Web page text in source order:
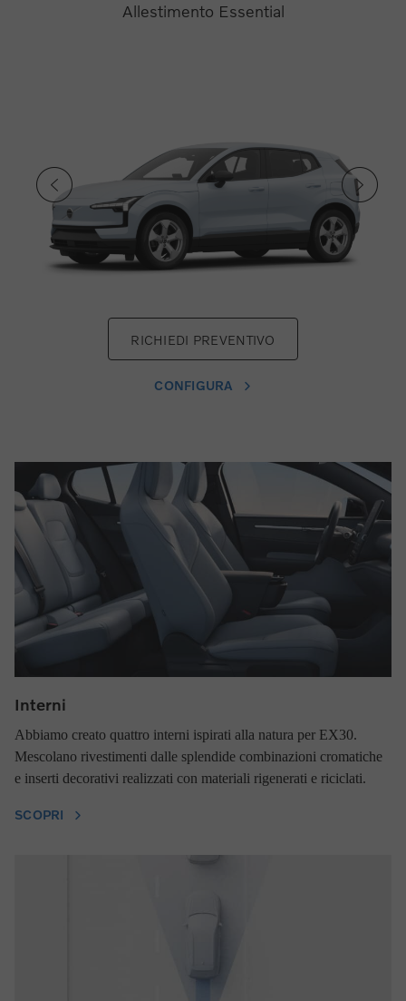
Allestimento Essential
RICHIEDI PREVENTIVO
CONFIGURA
Interni
Abbiamo creato quattro interni ispirati alla natura per EX30.
Mescolano rivestimenti dalle splendide combinazioni cromatiche
e inserti decorativi realizzati con materiali rigenerati e riciclati.
SCOPRI